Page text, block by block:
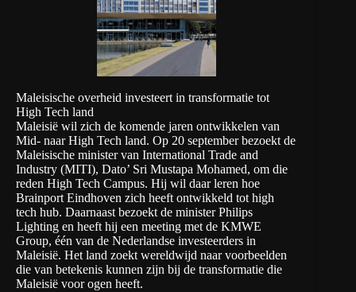
Maleisische overheid investeert in transformatie tot
High Tech land
Maleisië wil zich de komende jaren ontwikkelen van
Mid- naar High Tech land. Op 20 september bezoekt de
Maleisische minister van International Trade and
Industry (MITI), Dato’ Sri Mustapa Mohamed, om die
reden High Tech Campus. Hij wil daar leren hoe
Brainport Eindhoven zich heeft ontwikkeld tot high
tech hub. Daarnaast bezoekt de minister Philips
Lighting en heeft hij een meeting met de KMWE
Group, één van de Nederlandse investeerders in
Maleisië. Het land zoekt wereldwijd naar voorbeelden
die van betekenis kunnen zijn bij de transformatie die
Maleisië voor ogen heeft.